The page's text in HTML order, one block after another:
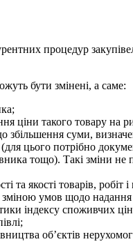
процедур
бути змінені, а саме:
ціни такого товару на
суми,
цього потрібно
тощо). Такі зміни не
та якості товарів, робіт і
зміною умов щодо надання
індексу споживчих
об’єктів